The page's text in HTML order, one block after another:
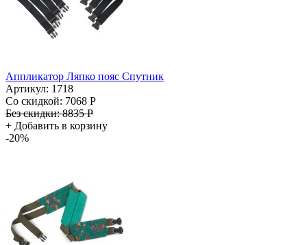
Аппликатор Ляпко пояс Спутник
Артикул: 1718
Со скидкой: 7068 Р
Без скидки:8835 Р
+ Добавить в корзину
-20%